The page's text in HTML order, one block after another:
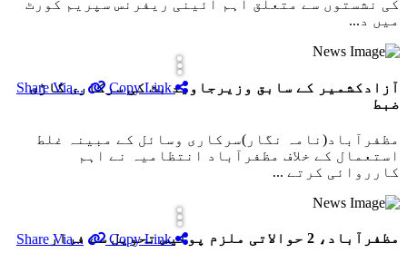
کی نشستوں سے متعلق اہم آئینی ریفرنس سپریم کورٹ
میں د...
Share Via...
Copy Link
آزادکشمیر کے سابق وزیرجاوید بٹ کی سرکاری گاڑی
ضبط
مظفرآباد(نامہ نگار)سرکاری وسائل کے مبینہ غلط
استعمال کے خلاف مظفرآباد انتظامیہ نے اہم
کارروائی کرتے ...
Share Via...
Copy Link مظفرآباد، 2 حوالاتی ملزم پولیس تحویل سے فرار